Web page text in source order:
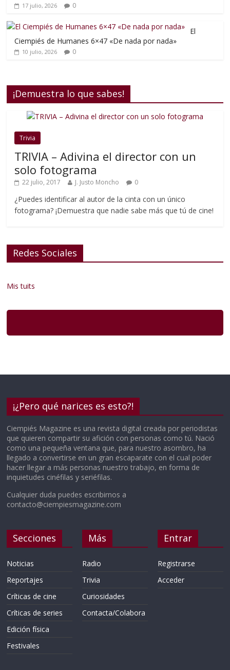
17 julio, 2026 0
El
Ciempiés de Humanes 6×47 «De nada por nada»
10 julio, 2026 0
¡Demuestra lo que sabes!
Trivia
TRIVIA – Adivina el director con un
solo fotograma
22 julio, 2017 J. Justo Moncho 0
¿Puedes identificar al autor de la cinta con un único
fotograma? ¡Demuestra que nadie sabe más que tú de cine!
Redes Sociales
Mis tuits
¡¿Pero qué narices es esto?!
Ciempiés Magazine es una revista digital creada por periodistas
que quieren compartir su afición con personas como tú. Nació
como una pequeña ventana que, para nuestro asombro, ha
llegado a convertirse en un gran escaparate con el cual poder
hacer llegar a más personas nuestro trabajo, en forma de
inquietudes cinéfilas y seriéfilas.
Cualquier duda puedes escribirnos a
contacto@ciempiesmagazine.com
Secciones
Noticias
Reportajes
Críticas de cine
Críticas de series
Edición física
Festivales
Más
Radio
Trivia
Curiosidades
Contacta/Colabora
Entrar
Registrarse
Acceder